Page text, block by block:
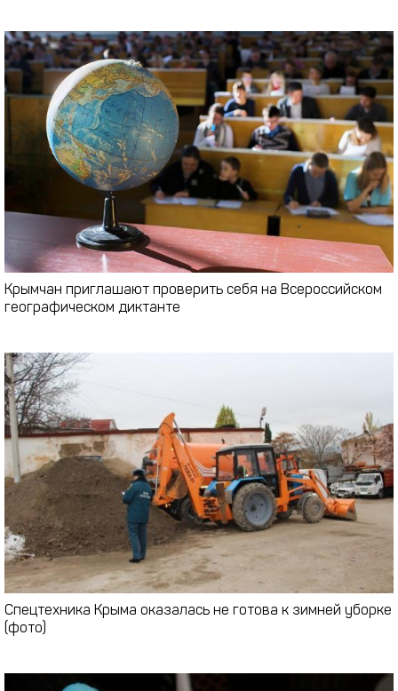
Крымчан приглашают проверить себя на Всероссийском
географическом диктанте
Спецтехника Крыма оказалась не готова к зимней уборке
(фото)